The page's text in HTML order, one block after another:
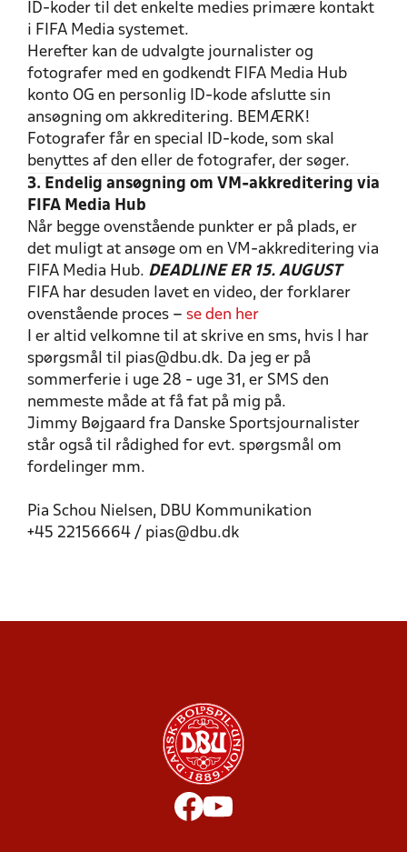
ID-koder til det enkelte medies primære kontakt
i FIFA Media systemet.
Herefter kan de udvalgte journalister og
fotografer med en godkendt FIFA Media Hub
konto OG en personlig ID-kode afslutte sin
ansøgning om akkreditering. BEMÆRK!
Fotografer får en special ID-kode, som skal
benyttes af den eller de fotografer, der søger.
3. Endelig ansøgning om VM-akkreditering via
FIFA Media Hub
Når begge ovenstående punkter er på plads, er
det muligt at ansøge om en VM-akkreditering via
FIFA Media Hub. DEADLINE ER 15. AUGUST
FIFA har desuden lavet en video, der forklarer
ovenstående proces – se den her
I er altid velkomne til at skrive en sms, hvis I har
spørgsmål til pias@dbu.dk. Da jeg er på
sommerferie i uge 28 - uge 31, er SMS den
nemmeste måde at få fat på mig på.
Jimmy Bøjgaard fra Danske Sportsjournalister
står også til rådighed for evt. spørgsmål om
fordelinger mm.
Pia Schou Nielsen, DBU Kommunikation
+45 22156664 / pias@dbu.dk